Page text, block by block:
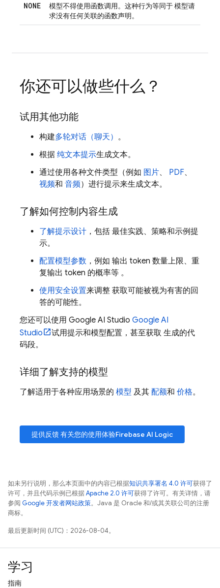
NONE
模型不得使用函数调用。这种行为等同于 模型请
求没有任何关联的函数声明。
你还可以做些什么？
试用其他功能
构建多轮对话（聊天） 。
根据 纯文本提示生成文本。
通过使用各种文件类型（例如 图片、 PDF、
视频和 音频）进行提示来生成文本。
了解如何控制内容生成
了解提示设计 ，包括 最佳实践、策略和示例提
示。
配置模型参数 ，例如 输出 token 数量上限、重
复输出 token 的概率等 。
使用安全设置来调整 获取可能被视为有害的回
答的可能性。
您还可以使用 Google AI Studio Google AI
Studio
试用提示和模型配置，甚至获取 生成的代
码段。
详细了解支持的模型
了解适用于各种应用场景的 模型 及其 配额和 价格。
提供反馈 有关您的使用体验Firebase AI Logic
如未另行说明，那么本页面中的内容已根据知识共享署名 4.0 许可获得了
许可，并且代码示例已根据Apache 2.0 许可获得了许可。有关详情，请
参阅 Google 开发者网站政策。Java 是 Oracle 和/或其关联公司的注册
商标。
最后更新时间 (UTC)：2026-08-04。
学习
指南